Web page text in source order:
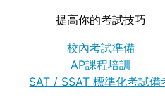
提高你的考試技巧
校內考試準備
AP課程培訓
SAT / SSAT 標準化考試備